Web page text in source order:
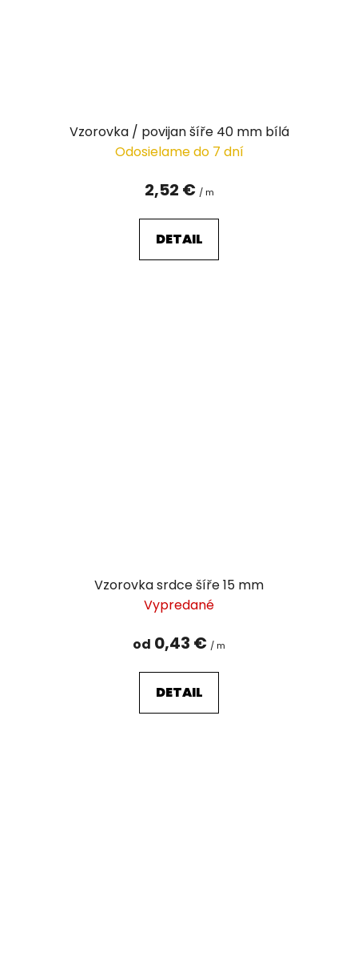
Vzorovka / povijan šíře 40 mm bílá
Odosielame do 7 dní
2,52 € / m
DETAIL
Vzorovka srdce šíře 15 mm
Vypredané
od 0,43 € / m
DETAIL